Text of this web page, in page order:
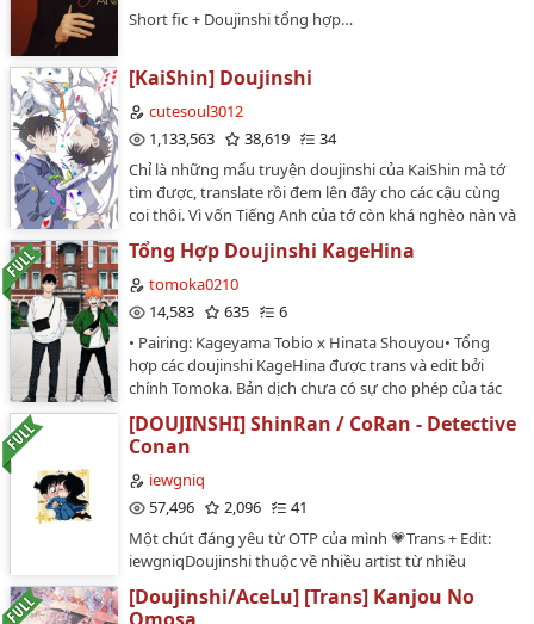
về tôi. Nhưng số phận của họ trong fic này là do tôi
Short fic + Doujinshi tổng hợp…
[KaiShin] Doujinshi
cutesoul3012
1,133,563
38,619
34
Chỉ là những mẩu truyện doujinshi của KaiShin mà tớ
tìm được, translate rồi đem lên đây cho các cậu cùng
coi thôi. Vì vốn Tiếng Anh của tớ còn khá nghèo nàn và
chưa được tốt lắm nên có sai sót gì thì các cậu thông
cảm và bỏ qua cho tớ. Đồng thời tớ sẽ tiếp thu ý kiến
của các cậu để ngày một hoàn thiện hơn. Cảm ơn các
cậu vì đã đọc những dòng này. Giờ thì....Enjoy~Cứ gọi
kurobakaito#1 shinichi#2 kaitokid#2 conan#4 kaishin…
Tổng Hợp Doujinshi KageHina
tomoka0210
14,583
635
6
• Pairing: Kageyama Tobio x Hinata Shouyou• Tổng
hợp các doujinshi KageHina được trans và edit bởi
chính Tomoka. Bản dịch chưa có sự cho phép của tác
đăng ở Wattpad @tomoka0210…
[DOUJINSHI] ShinRan / CoRan - Detective
Conan
iewgniq
57,496
2,096
41
Một chút đáng yêu từ OTP của mình 💗Trans + Edit:
iewgniqDoujinshi thuộc về nhiều artist từ nhiều
nguồn khi mang ra ngoài, cảm ơn mọi người!…
[Doujinshi/AceLu] [Trans] Kanjou No